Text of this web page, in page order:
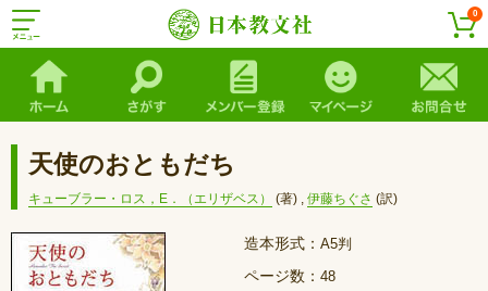
0
天使のおともだち
キューブラー・ロス，E．（エリザベス） (著) , 伊藤ちぐさ (訳)
造本形式： A5判
ページ数： 48